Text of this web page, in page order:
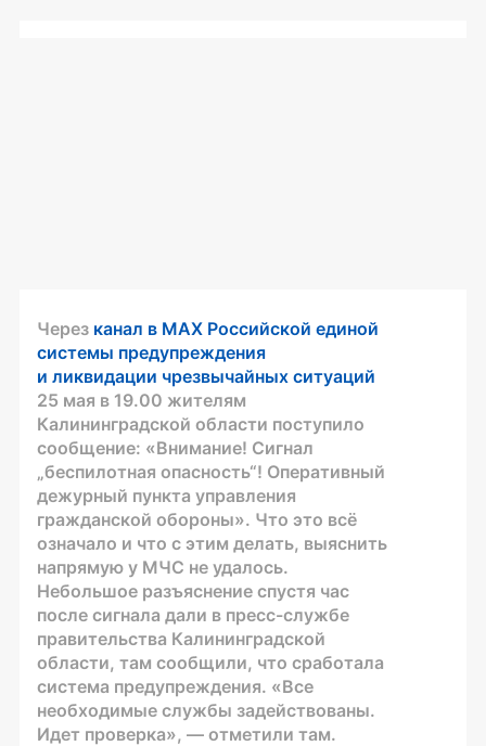
Через канал в МАХ Российской единой
системы предупреждения
и ликвидации чрезвычайных ситуаций
25 мая в 19.00 жителям
Калининградской области поступило
сообщение: «Внимание! Сигнал
„беспилотная опасность“! Оперативный
дежурный пункта управления
гражданской обороны». Что это всё
означало и что с этим делать, выяснить
напрямую у МЧС не удалось.
Небольшое разъяснение спустя час
после сигнала дали в пресс-службе
правительства Калининградской
области, там сообщили, что сработала
система предупреждения. «Все
необходимые службы задействованы.
Идет проверка», — отметили там.